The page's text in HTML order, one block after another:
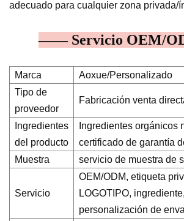
adecuado para cualquier zona privada/
—— Servicio OEM/
Marca
Aoxue/Personalizado
Tipo de
proveedor
Fabricación venta
Ingredientes
del producto
Ingredientes orgánicos
certificado de garantía
Muestra
servicio de muestra de
Servicio
OEM/ODM, etiqueta
LOGOTIPO, ingrediente,
personalización de